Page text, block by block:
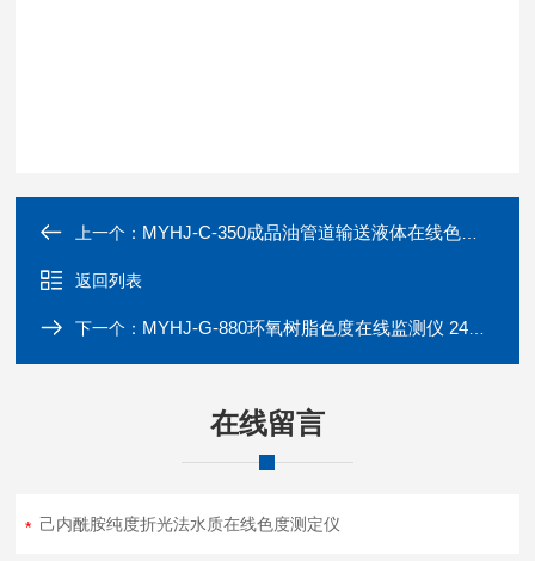
上一个： MYHJ-C-350成品油管道输送液体在线色度检测仪
返回列表
下一个： MYHJ-G-880环氧树脂色度在线监测仪 24小时折光法检测
在线留言